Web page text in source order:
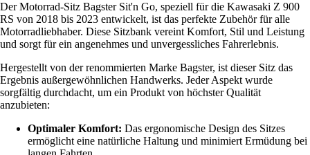
Der Motorrad-Sitz Bagster Sit'n Go, speziell für die Kawasaki Z 900
RS von 2018 bis 2023 entwickelt, ist das perfekte Zubehör für alle
Motorradliebhaber. Diese Sitzbank vereint Komfort, Stil und Leistung
und sorgt für ein angenehmes und unvergessliches Fahrerlebnis.
Hergestellt von der renommierten Marke Bagster, ist dieser Sitz das
Ergebnis außergewöhnlichen Handwerks. Jeder Aspekt wurde
sorgfältig durchdacht, um ein Produkt von höchster Qualität
anzubieten:
Optimaler Komfort: Das ergonomische Design des Sitzes
ermöglicht eine natürliche Haltung und minimiert Ermüdung bei